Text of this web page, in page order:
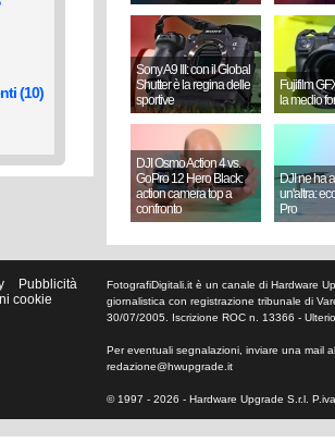
(10)
Sony A9 III: con il Global
Shutter è la regina delle
sportive
Fujifilm
la medio
DJI Osmo Action 4 vs.
GoPro 12 Hero Black:
action camera top a
confronto
DJI ne ha
un'altra:
Pro
Pubblicità
cookie
FotografiDigitali.it è un canale di Hardware
giornalistica con registrazione tribunale di
30/07/2005. Iscrizione ROC n. 13366 -
Per eventuali segnalazioni, inviare una mail
redazione@hwupgrade.it
© 1997 - 2026 - Hardware Upgrade S.r.l.